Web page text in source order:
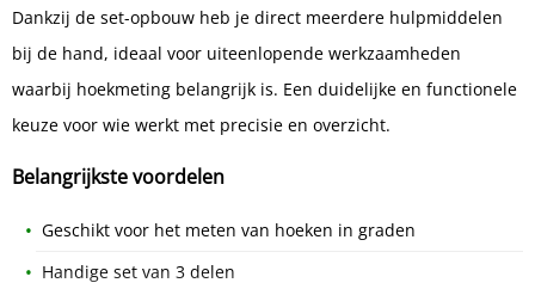
Dankzij de set-opbouw heb je direct meerdere hulpmiddelen
bij de hand, ideaal voor uiteenlopende werkzaamheden
waarbij hoekmeting belangrijk is. Een duidelijke en functionele
keuze voor wie werkt met precisie en overzicht.
Belangrijkste voordelen
Geschikt voor het meten van hoeken in graden
Handige set van 3 delen